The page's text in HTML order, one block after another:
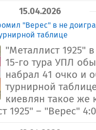
15.04.2026
"Верес" в не
таблице
"Металлист 1925"
15-го тура УПЛ
набрал 41 очко и
турнирной
киевлян такое же
1925" – "Верес"